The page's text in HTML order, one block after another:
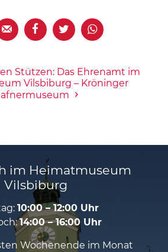
   
Stützen: Das Ehrenamt im
Vilsbiburg – Kröninger
im Heimatmuseum
Vilsbiburg
10:00 – 12:00 Uhr
14:00 – 16:00 Uhr
Wochenende im Monat